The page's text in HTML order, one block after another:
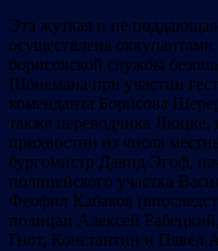
Эта жуткая и не
осуществлена
борисовской службы
Шонемана при участии
коменданта Борисова
также переводчика
прихвостни из числа
бургомистр Давид Эгоф,
полицейского участка
Феофил Кабаков
полицаи Алексей
Гнот, Константин и Павел